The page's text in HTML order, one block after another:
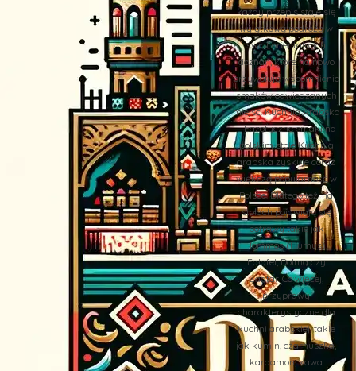
każdy przepis staje się
wyjątkową podróżą w
świat orientalnych
doznań, które na nowo
przywołują wspomnienia
smaków odwiedzanych
miejsc. Kuchnia Arabska
– Egzotyczne smaki na
polskim stole Kuchnia
arabska zyskuje coraz
większą popularność w
Polsce. Dlatego też, na
stołach pojawiają się
potrawy takie jak
Hommos (Humus),
Falafel, Dolma czy
Zaatar. Co więcej,
przyprawy
charakterystyczne dla
kuchni arabskiej, takie
jak kumin, czarnuszka,
kardamon, kawa